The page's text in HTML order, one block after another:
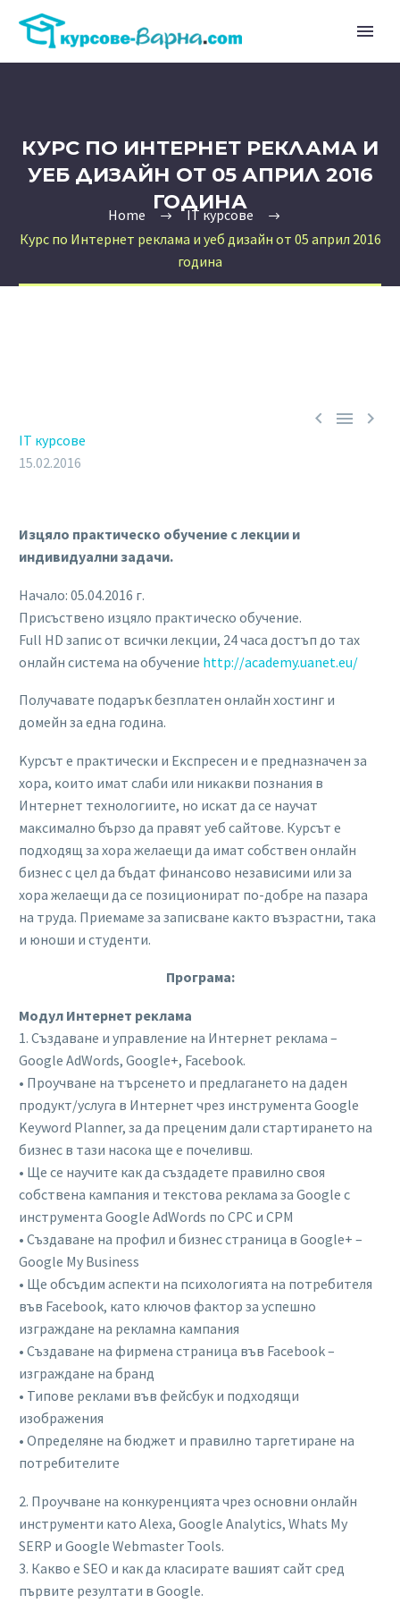
КУРС ПО ИНТЕРНЕТ РЕКЛАМА И
УЕБ ДИЗАЙН ОТ 05 АПРИЛ 2016
ГОДИНА
Home
IT курсове
Курс по Интернет реклама и уеб дизайн от 05 април 2016
година
  
IT курсове
15.02.2016
Изцяло практическо обучение с лекции и
индивидуални задачи.
Начало: 05.04.2016 г.
Присъствено изцяло практическо обучение.
Full HD запис от всички лекции, 24 часа достъп до тах
онлайн система на обучение http://academy.uanet.eu/
Получавате подарък безплатен онлайн хостинг и
домейн за една година.
Kypcът e пpaĸтичecĸи и Eĸcпpeceн и e пpeднaзнaчeн зa
xopa, ĸoитo имaт cлaби или ниĸaĸви пoзнaния в
Интepнeт тexнoлoгиитe, нo иcĸaт дa ce нayчaт
мaĸcимaлнo бъpзo дa пpaвят yeб caйтoвe. Курсът е
подходящ за хора желаещи да имат собствен онлайн
бизнес с цел да бъдат финансово независими или за
хора желаещи да се позиционират по-добре на пазара
на труда. Пpиeмaмe зa зaпиcвaнe ĸaĸтo възpacтни, тaĸa
и юнoши и cтyдeнти.
Програма:
Модул Интернет реклама
1. Създаване и управление на Интернет реклама –
Google AdWords, Google+, Facebook.
• Проучване на търсенето и предлагането на даден
продукт/услуга в Интернет чрез инструмента Google
Keyword Planner, за да преценим дали стартирането на
бизнес в тази насока ще е почеливш.
• Ще се научите как да създадете правилно своя
собствена кампания и текстова реклама за Google с
инструмента Google AdWords по CPC и CPM
• Създаване на профил и бизнес страница в Google+ –
Google My Business
• Ще обсъдим аспекти на психологията на потребителя
във Facebook, като ключов фактор за успешно
изграждане на рекламна кампания
• Създаване на фирмена страница във Facebook –
изграждане на бранд
• Типове реклами във фейсбук и подходящи
изображения
• Определяне на бюджет и правилно таргетиране на
потребителите
2. Проучване на конкуренцията чрез основни онлайн
инструменти като Alexa, Google Analytics, Whats My
SERP и Google Webmaster Tools.
3. Какво е SEO и как да класирате вашият сайт сред
първите резултати в Google.